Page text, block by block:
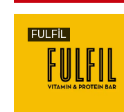
FULFIL